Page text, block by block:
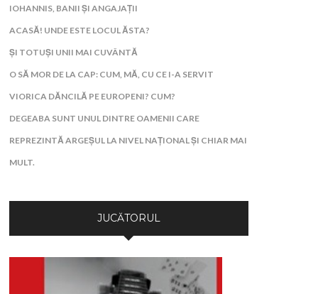
IOHANNIS, BANII ȘI ANGAJAȚII
ACASĂ! UNDE ESTE LOCUL ĂSTA?
ȘI TOTUȘI UNII MAI CUVÂNTĂ
O SĂ MOR DE LA CAP: CUM, MĂ, CU CE I-A SERVIT
VIORICA DĂNCILĂ PE EUROPENI? CUM?
DEGEABA SUNT UNUL DINTRE OAMENII CARE
REPREZINTĂ ARGEȘUL LA NIVEL NAȚIONAL ȘI CHIAR MAI
MULT.
JUCĂTORUL